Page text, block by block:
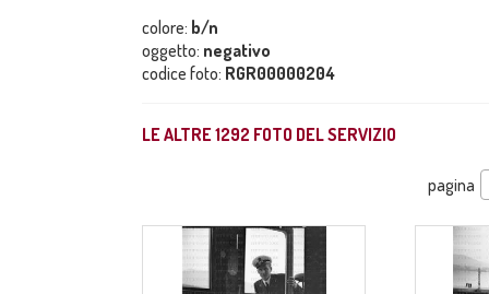
colore: b/n
oggetto: negativo
codice foto: RGR00000204
LE ALTRE1292 FOTO DEL SERVIZIO
pagina